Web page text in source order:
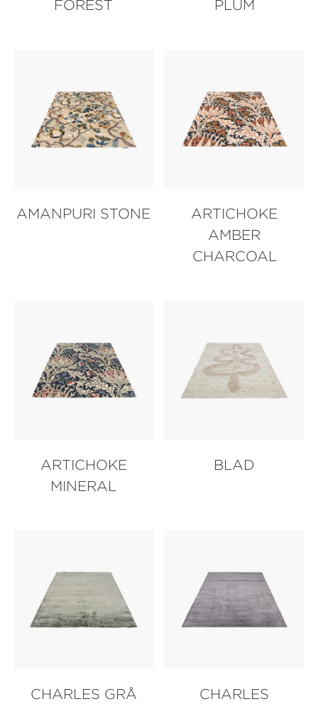
FOREST PLUM
AMANPURI STONE
ARTICHOKE
AMBER
CHARCOAL
ARTICHOKE
MINERAL
BLAD
CHARLES GRÅ
CHARLES